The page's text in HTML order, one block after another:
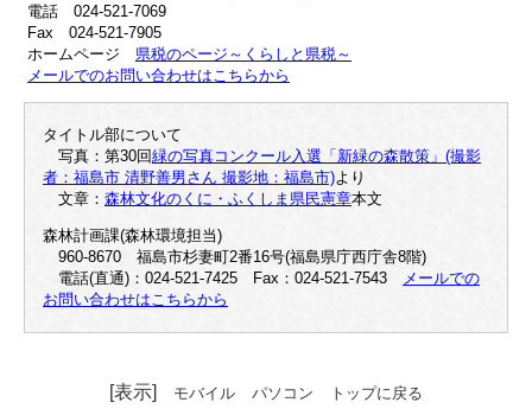
電話 024-521-7069
Fax 024-521-7905
ホームページ 県税のページ～くらしと県税～
メールでのお問い合わせはこちらから
タイトル部について
写真：第30回緑の写真コンクール入選「新緑の森散策」(撮影
者：福島市 清野善男さん 撮影地：福島市)より
文章： 森林文化のくに・ふくしま県民憲章本文
森林計画課(森林環境担当)
960-8670 福島市杉妻町2番16号(福島県庁西庁舎8階)
電話(直通)：024-521-7425 Fax：024-521-7543
メールでの
お問い合わせはこちらから
[表示] モバイル パソコン トップに戻る